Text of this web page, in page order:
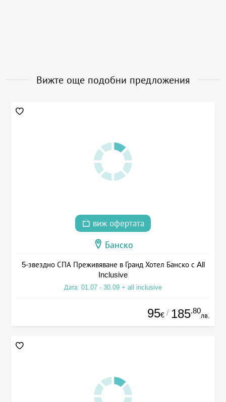
Вижте още подобни предложения
виж офертата
Банско
5-звездно СПА Преживяване в Гранд Хотел Банско с All
Inclusive
Дата: 01.07 - 30.09 + all inclusive
95€ / 185.80
лв.